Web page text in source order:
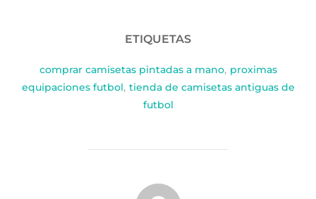
ETIQUETAS
comprar camisetas pintadas a mano, proximas
equipaciones futbol, tienda de camisetas antiguas de
futbol
AUTOR DE LA PUBLICACIÓN